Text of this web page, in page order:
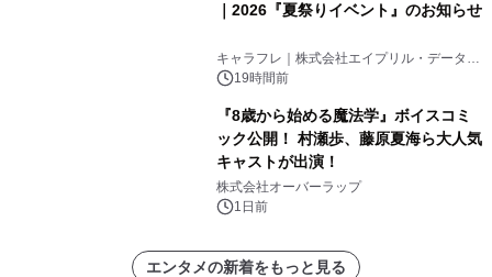
｜2026『夏祭りイベント』のお知らせ
キャラフレ｜株式会社エイプリル・データ・
デザインズ
19時間前
『8歳から始める魔法学』ボイスコミ
ック公開！ 村瀬歩、藤原夏海ら大人気
キャストが出演！
株式会社オーバーラップ
1日前
エンタメの新着をもっと見る